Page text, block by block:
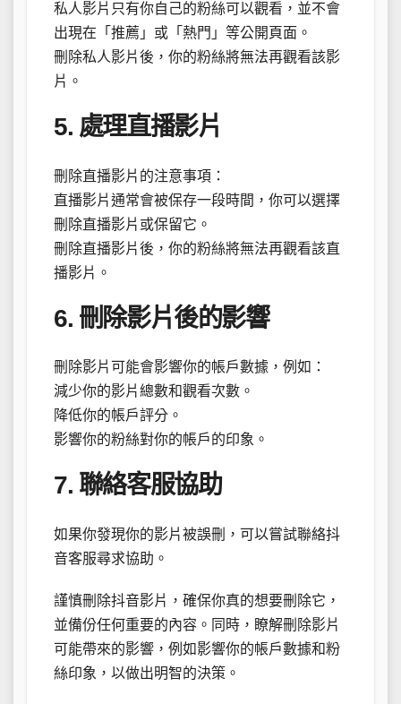
私人影片只有你自己的粉絲可以觀看，並不會
出現在「推薦」或「熱門」等公開頁面。
刪除私人影片後，你的粉絲將無法再觀看該影
片。
5. 處理直播影片
刪除直播影片的注意事項：
直播影片通常會被保存一段時間，你可以選擇
刪除直播影片或保留它。
刪除直播影片後，你的粉絲將無法再觀看該直
播影片。
6. 刪除影片後的影響
刪除影片可能會影響你的帳戶數據，例如：
減少你的影片總數和觀看次數。
降低你的帳戶評分。
影響你的粉絲對你的帳戶的印象。
7. 聯絡客服協助
如果你發現你的影片被誤刪，可以嘗試聯絡抖
音客服尋求協助。
謹慎刪除抖音影片，確保你真的想要刪除它，
並備份任何重要的內容。同時，瞭解刪除影片
可能帶來的影響，例如影響你的帳戶數據和粉
絲印象，以做出明智的決策。